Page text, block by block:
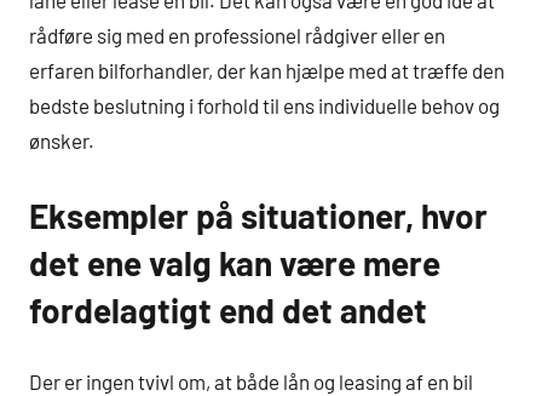
rådføre sig med en professionel rådgiver eller en
erfaren bilforhandler, der kan hjælpe med at træffe den
bedste beslutning i forhold til ens individuelle behov og
ønsker.
Eksempler på situationer, hvor
det ene valg kan være mere
fordelagtigt end det andet
Der er ingen tvivl om, at både lån og leasing af en bil